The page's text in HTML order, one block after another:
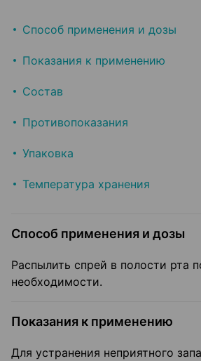
Способ применения и дозы
Показания к применению
Состав
Противопоказания
Упаковка
Температура хранения
Способ применения и дозы
Распылить спрей в полости рта
необходимости.
Показания к применению
Для устранения неприятного